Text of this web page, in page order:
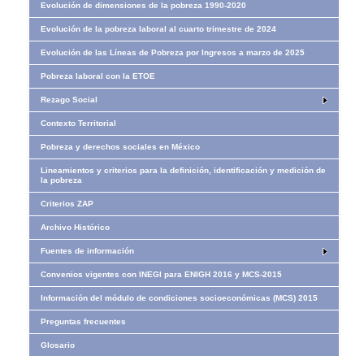
Evolución de dimensiones de la pobreza 1990-2020
Evolución de la pobreza laboral al cuarto trimestre de 2024
Evolución de las Líneas de Pobreza por Ingresos​​ a marzo de 2025
Pobreza laboral con la ETOE
Rezago Social
Contexto Territorial
Pobreza y derechos sociales en México
Lineamientos y criterios para la definición, identificación y medición de
la pobreza
Criterios ZAP
Archivo Histórico
Fuentes de información
Convenios vigentes con INEGI para ENIGH 2016 y MCS-2015
Información del módulo de condiciones socioeconómicas (MCS) 2015
Preguntas frecuentes
Glosario